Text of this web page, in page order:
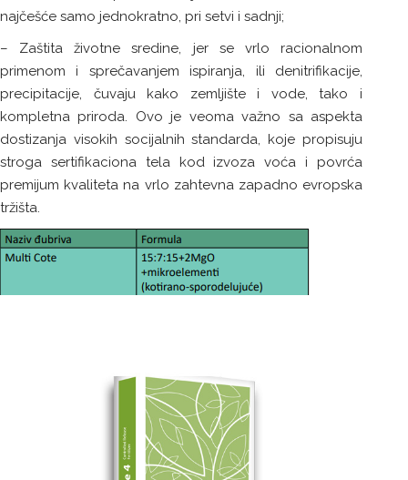
najčešće samo jednokratno, pri setvi i sadnji;
– Zaštita životne sredine, jer se vrlo racionalnom
primenom i sprečavanjem ispiranja, ili denitrifikacije,
precipitacije, čuvaju kako zemljište i vode, tako i
kompletna priroda. Ovo je veoma važno sa aspekta
dostizanja visokih socijalnih standarda, koje propisuju
stroga sertifikaciona tela kod izvoza voća i povrća
premijum kvaliteta na vrlo zahtevna zapadno evropska
tržišta.